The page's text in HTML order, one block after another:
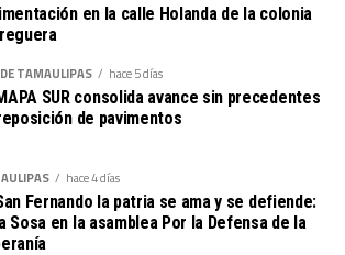
en la calle Holanda de la colonia
TAMAULIPAS hace 5 días
SUR consolida avance sin precedentes
de pavimentos
hace 4 días
Fernando la patria se ama y se defiende:
Sosa en la asamblea Por la Defensa de la